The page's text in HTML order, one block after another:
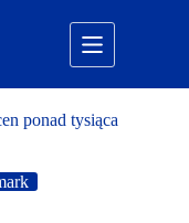
ponad tysiąca